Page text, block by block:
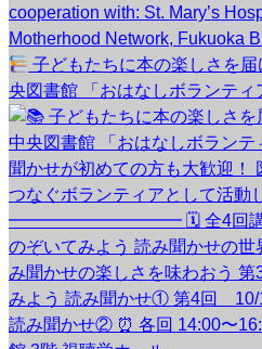
子どもたちに本の楽しさを
央図書館 「おはなしボランティ